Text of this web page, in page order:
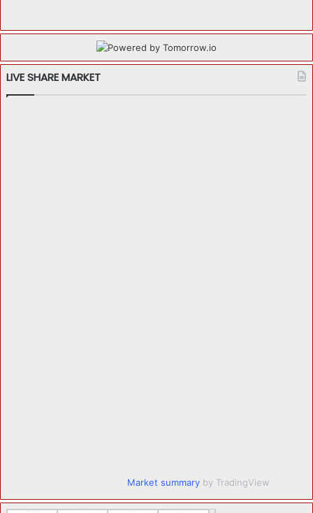
LIVE SHARE MARKET
Market summary by TradingView